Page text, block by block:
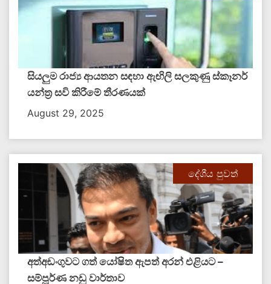
සියලුම රාජ්‍ය ආයතන සඳහා ඇඟිලි සලකුණු ස්කෑනර්
යන්ත්‍ර සවි කිරීමේ තීරණයක්
August 29, 2025
දේශීය පුවත්
අත්අඩංගුවට ගත් යෝෂිත ඇපත් අරන් එළියට –
සම්පූර්ණ නඩු වාර්තාව